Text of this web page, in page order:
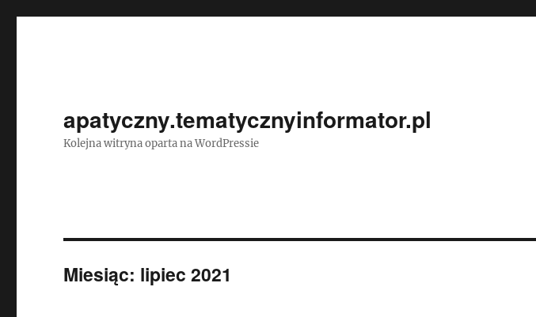
apatyczny.tematycznyinformator.pl
Kolejna witryna oparta na WordPressie
Miesiąc: lipiec 2021